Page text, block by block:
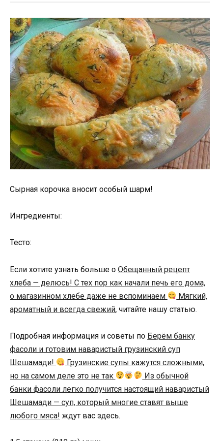
Сырная корочка вносит особый шарм!
Ингредиенты:
Тесто:
Если хотите узнать больше о Обещанный рецепт
хлеба — делюсь! С тех пор как начали печь его дома,
о магазинном хлебе даже не вспоминаем
Мягкий,
ароматный и всегда свежий, читайте нашу статью.
Подробная информация и советы по Берём банку
фасоли и готовим наваристый грузинский суп
Шешамади!
Грузинские супы кажутся сложными,
но на самом деле это не так
Из обычной
банки фасоли легко получится настоящий наваристый
Шешамади — суп, который многие ставят выше
любого мяса! ждут вас здесь.